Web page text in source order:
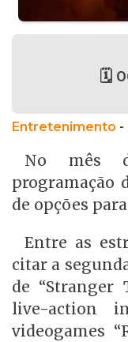
🗓
Entretenimento -
No mês
programação
de opções
Entre as
citar a
de “Stranger
live-action
videogames